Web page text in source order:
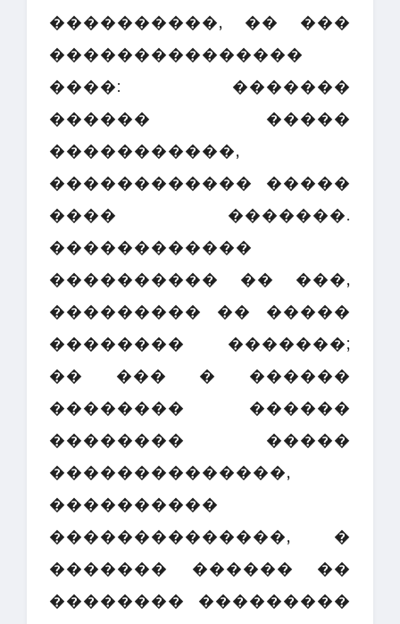
����������, �� ���
���������������
����: �������
������ �����
�����������,
������������ �����
���� �������.
������������
���������� �� ���,
��������� �� �����
�������� �������;
�� ��� � ������
�������� ������
�������� �����
��������������,
����������
��������������, �
������� ������ ��
�������� ���������